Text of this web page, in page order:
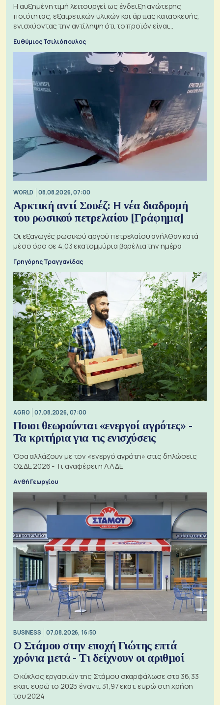
Η αυξημένη τιμή λειτουργεί ως ένδειξη ανώτερης
ποιότητας, εξαιρετικών υλικών και άρτιας κατασκευής,
ενισχύοντας την αντίληψη ότι το προϊόν είναι
Ευθύμιος Τσιλιόπουλος
WORLD 08.08.2026, 07:00
Αρκτική αντί Σουέζ: Η νέα διαδρομή
του ρωσικού πετρελαίου [Γράφημα]
Οι εξαγωγές ρωσικού αργού πετρελαίου ανήλθαν κατά
μέσο όρο σε 4,03 εκατομμύρια βαρέλια την ημέρα
Γρηγόρης Τραγγανίδας
AGRO 07.08.2026, 07:00
Ποιοι θεωρούνται «ενεργοί αγρότες» -
Τα κριτήρια για τις ενισχύσεις
Όσα αλλάζουν με τον «ενεργό αγρότη» στις δηλώσεις
ΟΣΔΕ 2026 - Τι αναφέρει η ΑΑΔΕ
Ανθή Γεωργίου
BUSINESS 07.08.2026, 16:50
Ο Στάμου στην εποχή Γιώτης επτά
χρόνια μετά - Τι δείχνουν οι αριθμοί
Ο κύκλος εργασιών της Στάμου σκαρφάλωσε στα 36,33
εκατ. ευρώ το 2025 έναντι 31,97 εκατ. ευρώ στη χρήση
του 2024